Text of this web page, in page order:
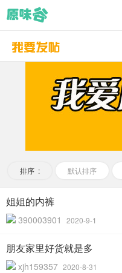
排序 : 默认排序
姐姐的内裤
390003901 2020-9-1
朋友家里好货就是多
xjh159357 2020-8-31